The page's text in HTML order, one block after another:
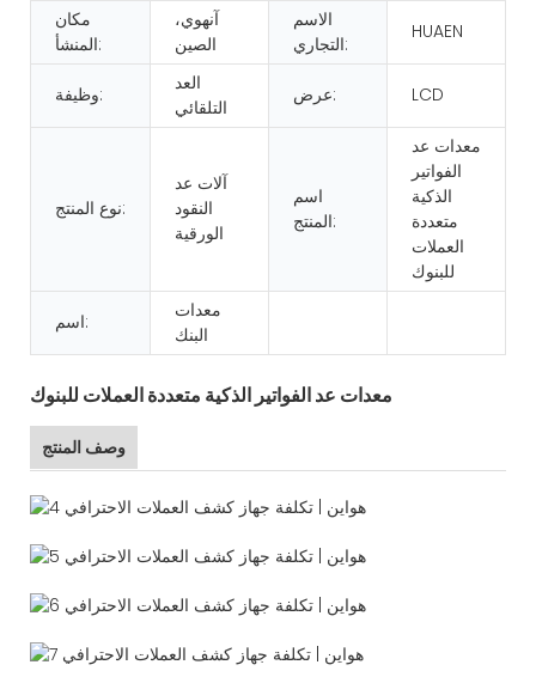
مكان
المنشأ:
آنهوي،
الصين
الاسم
التجاري:
HUAEN
وظيفة:
العد
التلقائي
عرض: LCD
نوع المنتج:
آلات عد
النقود
الورقية
اسم
المنتج:
معدات عد
الفواتير
الذكية
متعددة
العملات
للبنوك
اسم:
معدات
البنك
معدات عد الفواتير الذكية متعددة العملات للبنوك
وصف المنتج